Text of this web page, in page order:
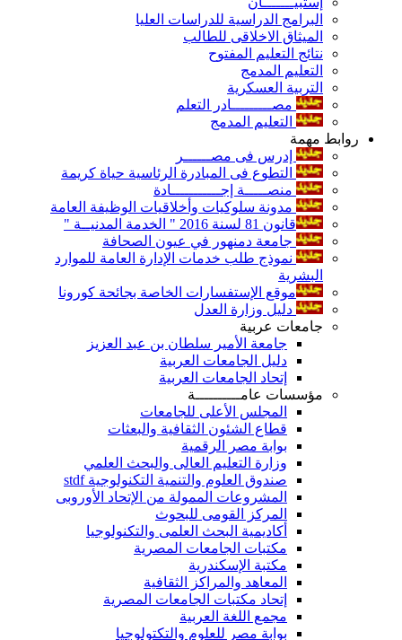
البرامج الدراسية للدراسات العليا
الميثاق الاخلاقى للطالب
نتائج التعليم المفتوح
التعليم المدمج
التربية العسكرية
مصـــــــــادر التعلم
التعليم المدمج
روابط مهمة
إدرس فى مصــــــر
التطوع فى المبادرة الرئاسية حياة كريمة
منصـــــة إجـــــــــــادة
مدونة سلوكيات وأخلاقيات الوظيفة العامة
قانون 81 لسنة 2016 " الخدمة المدنيــة "
جامعة دمنهور في عيون الصحافة
نموذج طلب خدمات الإدارة العامة للموارد
البشرية
موقع الإستفسارات الخاصة بجائحة كورونا
دليل وزارة العدل
جامعات عربية
جامعة الأمير سلطان بن عبد العزيز
دليل الجامعات العربية
إتحاد الجامعات العربية
مؤسسات عامــــــــــة
المجلس الأعلى للجامعات
قطاع الشئون الثقافية والبعثات
بوابة مصر الرقمية
وزارة التعليم العالى والبحث العلمي
صندوق العلوم والتنمية التكنولوجية stdf
المشروعات الممولة من الإتحاد الأوروبى
المركز القومى للبحوث
أكاديمية البحث العلمى والتكنولوجيا
مكتبات الجامعات المصرية
مكتبة الإسكندرية
المعاهد والمراكز الثقافية
إتحاد مكتبات الجامعات المصرية
مجمع اللغة العربية
بوابة مصر للعلوم والتكتولوجيا